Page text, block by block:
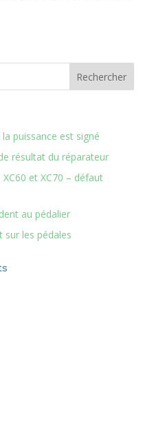
puissance est signé
résultat du réparateur
et XC70 – défaut
au pédalier
sur les pédales